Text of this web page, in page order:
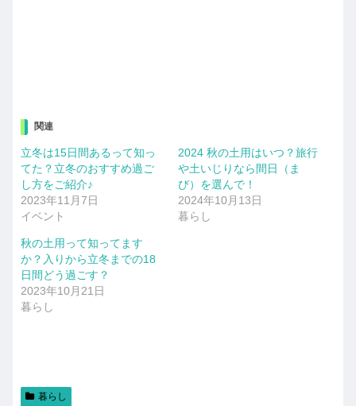
関連
立冬は15日間あるって知っ
てた？立冬のおすすめ過ご
し方をご紹介♪
2023年11月7日
イベント
2024 秋の土用はいつ？旅行
や土いじりなら間日（ま
び）を選んで！
2024年10月13日
暮らし
秋の土用って知ってます
か？入りから立冬までの18
日間どう過ごす？
2023年10月21日
暮らし
暮らし